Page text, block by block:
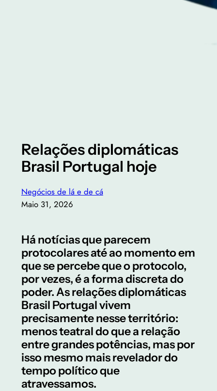
Relações diplomáticas
Brasil Portugal hoje
Negócios de lá e de cá
Maio 31, 2026
Há notícias que parecem
protocolares até ao momento em
que se percebe que o protocolo,
por vezes, é a forma discreta do
poder. As relações diplomáticas
Brasil Portugal vivem
precisamente nesse território:
menos teatral do que a relação
entre grandes potências, mas por
isso mesmo mais revelador do
tempo político que
atravessamos.